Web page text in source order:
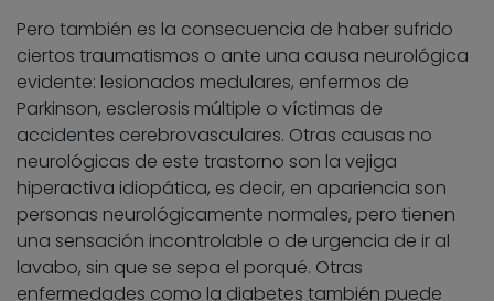
Pero también es la consecuencia de haber sufrido
ciertos traumatismos o ante una causa neurológica
evidente: lesionados medulares, enfermos de
Parkinson, esclerosis múltiple o víctimas de
accidentes cerebrovasculares. Otras causas no
neurológicas de este trastorno son la vejiga
hiperactiva idiopática, es decir, en apariencia son
personas neurológicamente normales, pero tienen
una sensación incontrolable o de urgencia de ir al
lavabo, sin que se sepa el porqué. Otras
enfermedades como la diabetes también puede